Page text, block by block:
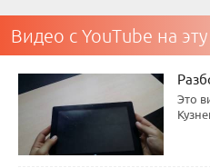
Видео с YouTube на
Это